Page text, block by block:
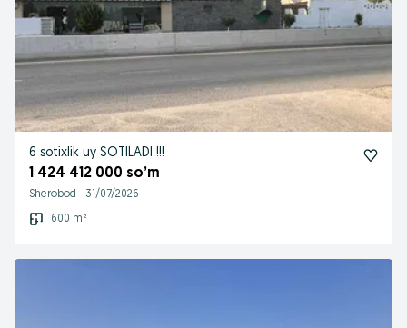
6 sotixlik uy SOTILADI !!!
1 424 412 000 so’m
Sherobod - 31/07/2026
600 m²